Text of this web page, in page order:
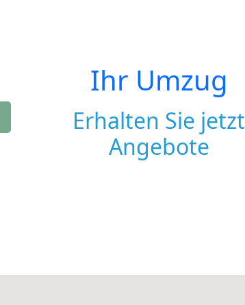
Ihr Umzug
Erhalten Sie jetzt
Angebote